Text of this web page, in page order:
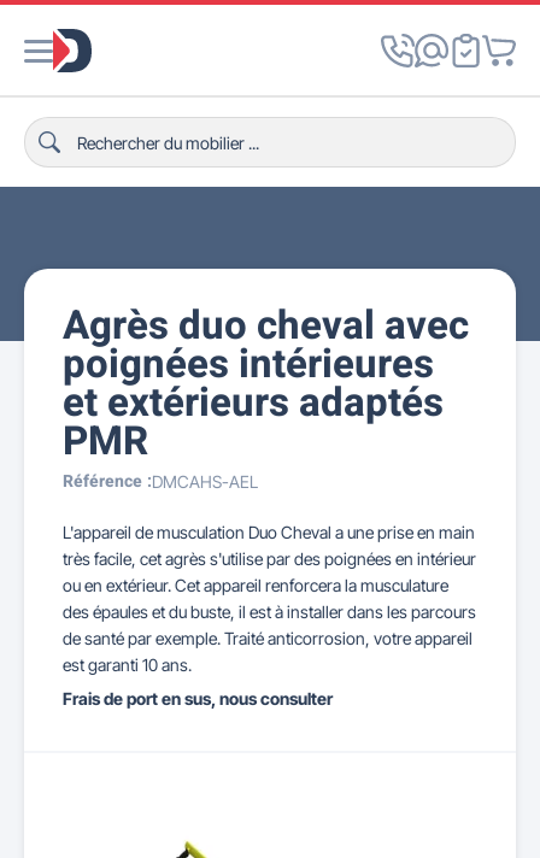
Agrès duo cheval avec
poignées intérieures
et extérieurs adaptés
PMR
Référence :DMCAHS-AEL
L'appareil de musculation Duo Cheval a une prise en main
très facile, cet agrès s'utilise par des poignées en intérieur
ou en extérieur. Cet appareil renforcera la musculature
des épaules et du buste, il est à installer dans les parcours
de santé par exemple. Traité anticorrosion, votre appareil
est garanti 10 ans.
Frais de port en sus, nous consulter